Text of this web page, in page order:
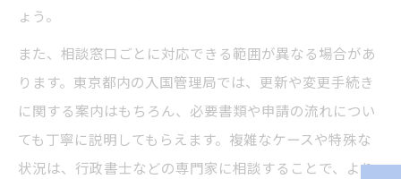
ょう。
また、相談窓口ごとに対応できる範囲が異なる場合があ
ります。東京都内の入国管理局では、更新や変更手続き
に関する案内はもちろん、必要書類や申請の流れについ
ても丁寧に説明してもらえます。複雑なケースや特殊な
状況は、行政書士などの専門家に相談することで、より